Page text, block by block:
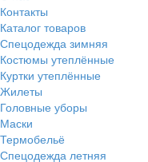
Контакты
Каталог товаров
Спецодежда зимняя
Костюмы утеплённые
Куртки утеплённые
Жилеты
Головные уборы
Маски
Термобельё
Спецодежда летняя